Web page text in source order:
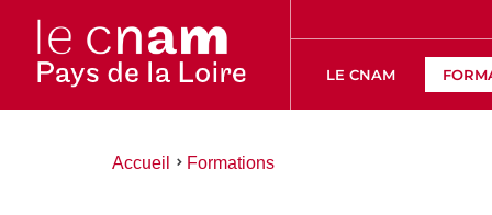
LE CNAM
Vous
Accueil Formations